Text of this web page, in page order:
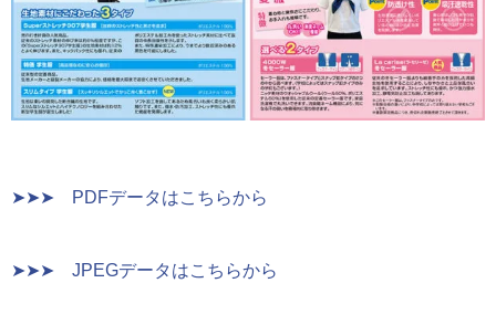
➤➤➤ PDFデータはこちらから
➤➤➤ JPEGデータはこちらから